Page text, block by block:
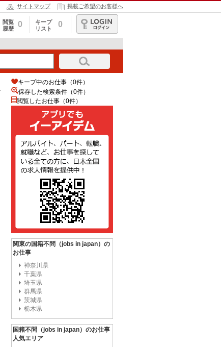
サイトマップ 掲載ご希望のお客様へ
閲覧
履歴
0
キープ
リスト
0
ログイン
キープ中のお仕事（0件）
保存した検索条件（0件）
閲覧したお仕事（0件）
関東の国籍不問（jobs in japan）の
お仕事
神奈川県
千葉県
埼玉県
群馬県
茨城県
栃木県
国籍不問（jobs in japan）のお仕事
人気エリア